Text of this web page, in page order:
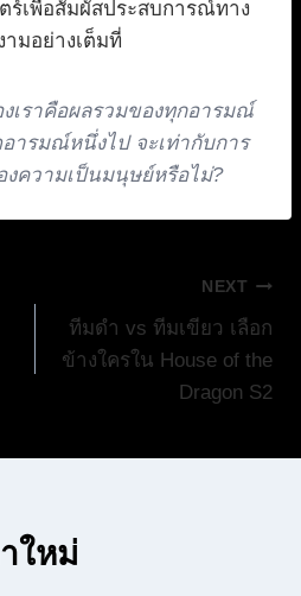
ร์เพื่อสัมผัสประสบการณ์ทาง
มอย่างเต็มที่
เราคือผลรวมของทุกอารมณ์
ารมณ์หนึ่งไป จะเท่ากับการ
ความเป็นมนุษย์หรือไม่?
NEXT
ทีมดำ vs ทีมเขียว เลือก
ข้างใครใน House of the
Dragon S2
ใหม่